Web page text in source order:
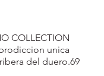
COLLECTION
unica
del duero.69